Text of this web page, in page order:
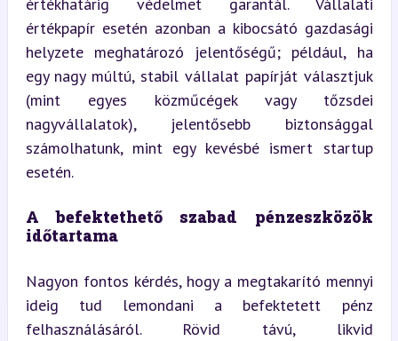
értékpapír esetén azonban a kibocsátó gazdasági
helyzete meghatározó jelentőségű; például, ha
egy nagy múltú, stabil vállalat papírját választjuk
(mint egyes közműcégek vagy tőzsdei
nagyvállalatok), jelentősebb biztonsággal
számolhatunk, mint egy kevésbé ismert startup
esetén.
A befektethető szabad pénzeszközök
időtartama
Nagyon fontos kérdés, hogy a megtakarító mennyi
ideig tud lemondani a befektetett pénz
felhasználásáról. Rövid távú, likvid